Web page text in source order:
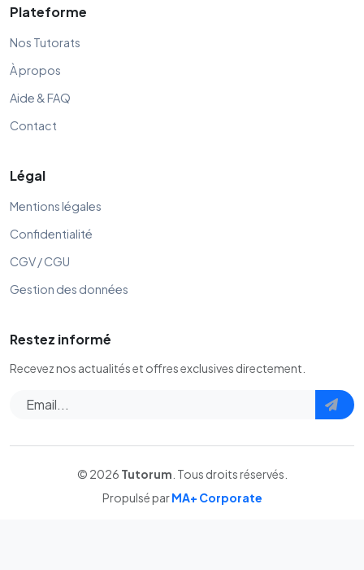
Plateforme
Nos Tutorats
À propos
Aide & FAQ
Contact
Légal
Mentions légales
Confidentialité
CGV / CGU
Gestion des données
Restez informé
Recevez nos actualités et offres exclusives directement.
© 2026 Tutorum . Tous droits réservés.
Propulsé parMA+ Corporate